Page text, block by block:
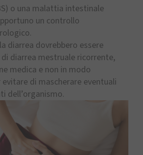
o una malattia intestinale
un controllo
diarrea dovrebbero essere
diarrea mestruale ricorrente,
medica e non in modo
di mascherare eventuali
dell’organismo.